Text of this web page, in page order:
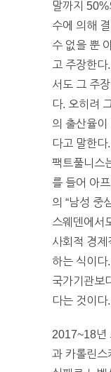
말까지
수에 의해
수 없을 뿐
고 주장한다
서도 그 주
다. 오히려
의 출산율이
다고 말한다
팩트풀니스
를 들어 아
의 “남성 중
스웨덴에서
사회적 경제
하는 식이다
국가기관보
다는 것이다.
2017~18년
과 카롤린스